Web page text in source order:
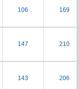
106 169
147 210
143 206